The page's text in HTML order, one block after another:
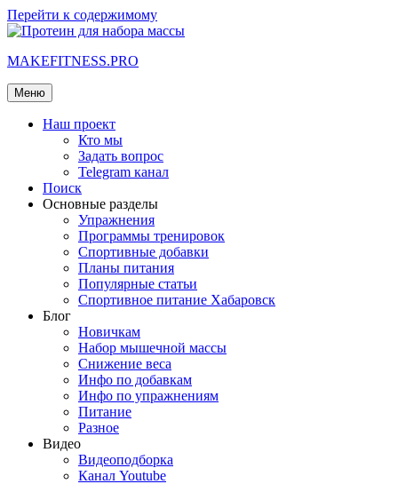
Перейти к содержимому
MAKEFITNESS.PRO
Меню
Наш проект
Кто мы
Задать вопрос
Telegram канал
Поиск
Основные разделы
Упражнения
Программы тренировок
Спортивные добавки
Планы питания
Популярные статьи
Спортивное питание Хабаровск
Блог
Новичкам
Набор мышечной массы
Снижение веса
Инфо по добавкам
Инфо по упражнениям
Питание
Разное
Видео
Видеоподборка
Канал Youtube